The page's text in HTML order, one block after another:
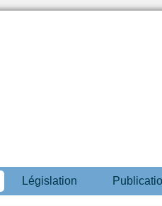
Législation